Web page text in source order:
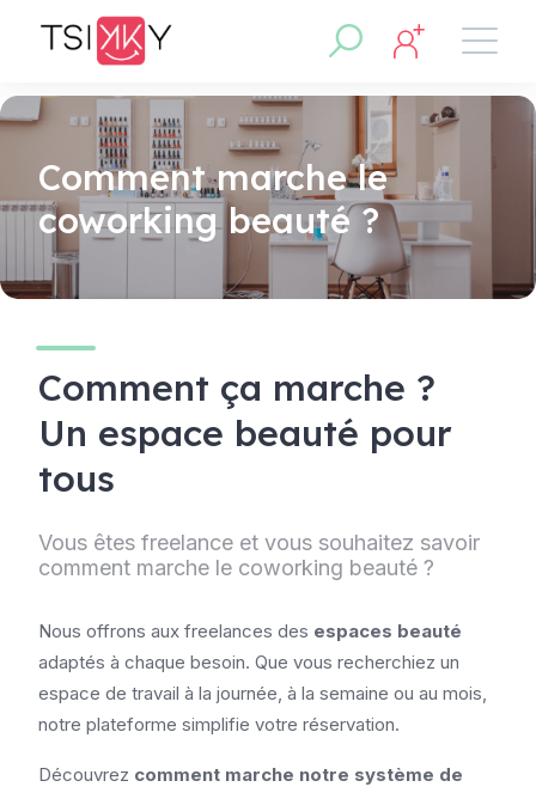
Comment marche le
coworking beauté ?
Comment ça marche ?
Un espace beauté pour
tous
Vous êtes freelance et vous souhaitez savoir
comment marche le coworking beauté ?
Nous offrons aux freelances des espaces beauté
adaptés à chaque besoin. Que vous recherchiez un
espace de travail à la journée, à la semaine ou au mois,
notre plateforme simplifie votre réservation.
Découvrez comment marche notre système de